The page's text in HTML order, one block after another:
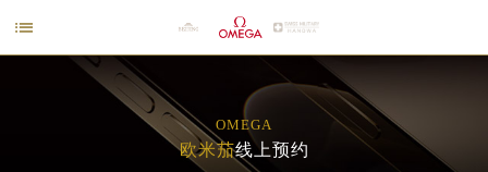

OMEGA
欧米茄线上预约